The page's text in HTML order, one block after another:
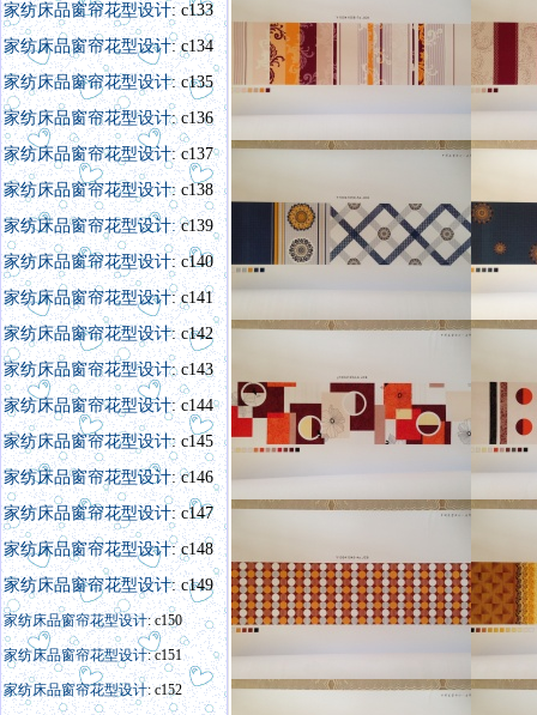
家纺床品窗帘花型设计: c133
家纺床品窗帘花型设计: c134
家纺床品窗帘花型设计: c135
家纺床品窗帘花型设计: c136
家纺床品窗帘花型设计: c137
家纺床品窗帘花型设计: c138
家纺床品窗帘花型设计:c139
家纺床品窗帘花型设计: c140
家纺床品窗帘花型设计: c141
家纺床品窗帘花型设计: c142
家纺床品窗帘花型设计: c143
家纺床品窗帘花型设计: c144
家纺床品窗帘花型设计: c145
家纺床品窗帘花型设计: c146
家纺床品窗帘花型设计: c147
家纺床品窗帘花型设计: c148
家纺床品窗帘花型设计: c149
家纺床品窗帘花型设计: c150
家纺床品窗帘花型设计: c151
家纺床品窗帘花型设计: c152